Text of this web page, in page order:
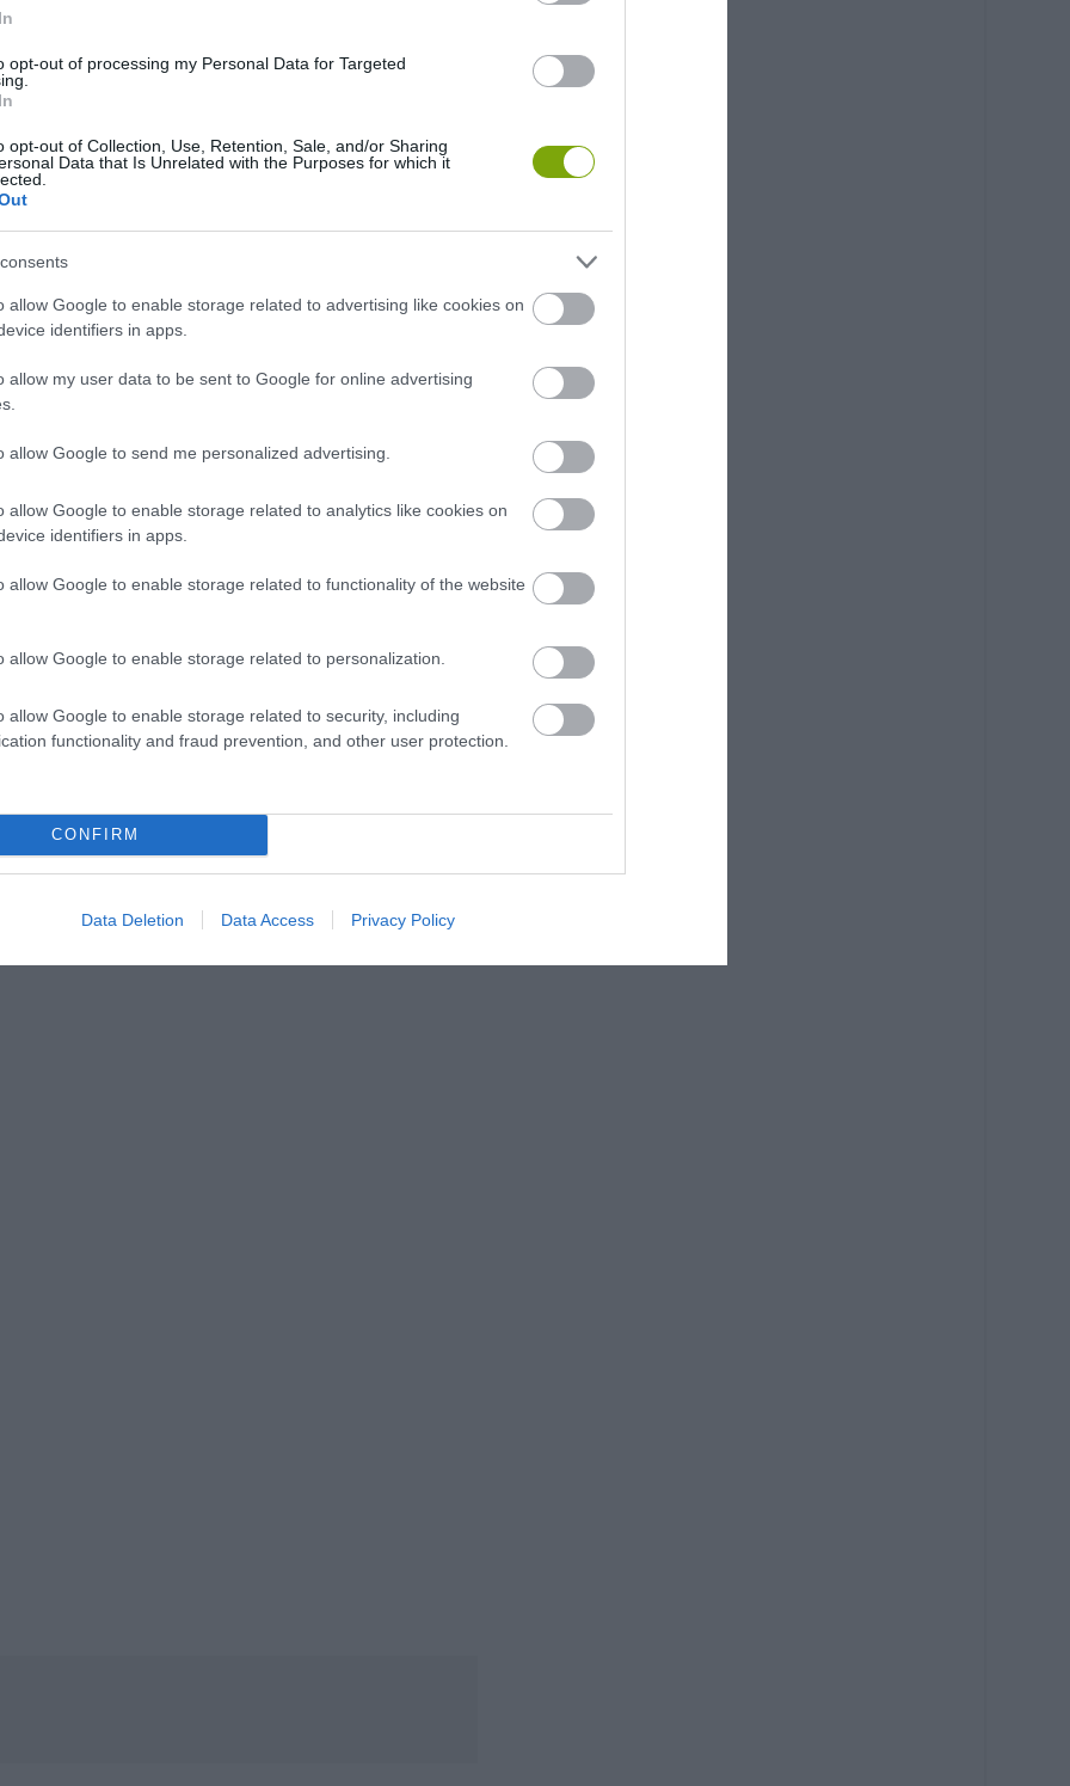
opt-out of processing my Personal Data for Targeted
opt-out of Collection, Use, Retention, Sale, and/or Sharing
Data that Is Unrelated with the Purposes for which it
allow Google to enable storage related to advertising like cookies on
identifiers in apps.
allow my user data to be sent to Google for online advertising
allow Google to send me personalized advertising.
allow Google to enable storage related to analytics like cookies on
identifiers in apps.
allow Google to enable storage related to functionality of the website
allow Google to enable storage related to personalization.
allow Google to enable storage related to security, including
functionality and fraud prevention, and other user protection.
CONFIRM
Data Deletion Data Access Privacy Policy
a sziklát, az első ismert partraszállás a 19. század
1811-ben kötött itt ki. Ezt követően a térképekre is
futott itt az SS Norge gőzös, a tragédiában 635 ember
helikoptere landolt a kopár szigetecskén és három
kitűztek egy zászlót is. 1972-ben a brit parlament
a szigetet, a nyilatkozatot azonban nem fogadta el
ben a tengeri törvény nemzetközi ratifikációja
nem tartható fenn, sem önálló gazdasági élet,
fenntartható, egy visszavonult katona, Tom McClean 40
1997-ben döntötték meg, amikor a Greenpeace